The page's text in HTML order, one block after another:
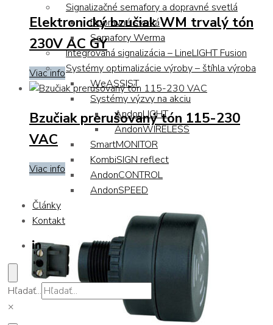
Signalizačné semafory a dopravné svetlá
Dopravné svetlá
Semafory Werma
Integrovaná signalizácia – LineLIGHT Fusion
Systémy optimalizácie výroby – štíhla výroba
WeASSIST
Systémy výzvy na akciu
AndonLIGHT
AndonWIRELESS
SmartMONITOR
KombiSIGN reflect
AndonCONTROL
AndonSPEED
Články
Kontakt
Hľadať...
×
Elektronický bzučiak WM trvalý tón
230V AC GY
Viac info
Bzučiak prerušovaný tón 115-230
VAC
Viac info